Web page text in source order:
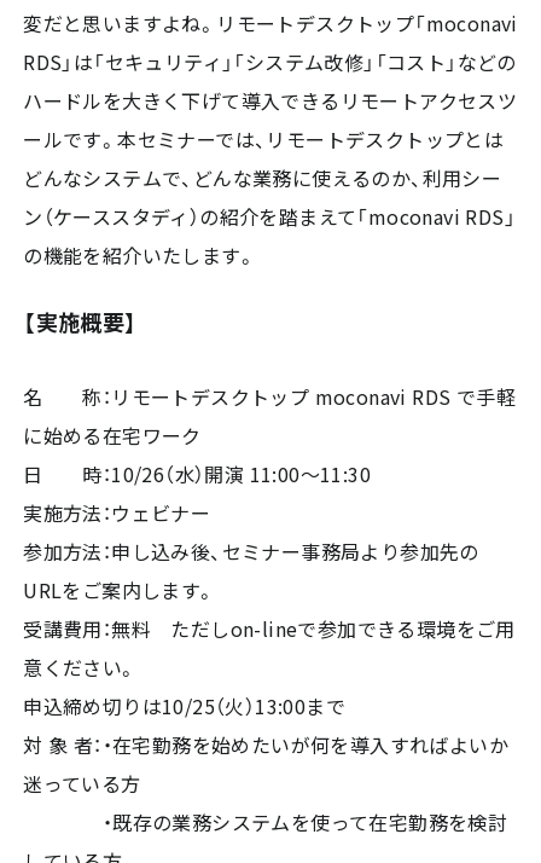
変だと思いますよね。リモートデスクトップ「moconavi
RDS」は「セキュリティ」「システム改修」「コスト」などの
ハードルを大きく下げて導入できるリモートアクセスツ
ールです。本セミナーでは、リモートデスクトップとは
どんなシステムで、どんな業務に使えるのか、利用シー
ン（ケーススタディ）の紹介を踏まえて「moconavi RDS」
の機能を紹介いたします。
【実施概要】
名 称：リモートデスクトップ moconavi RDS で手軽
に始める在宅ワーク
日 時：10/26（水）開演 11:00～11:30
実施方法：ウェビナー
参加方法：申し込み後、セミナー事務局より参加先の
URLをご案内します。
受講費用：無料 ただしon-lineで参加できる環境をご用
意ください。
申込締め切りは10/25（火）13:00まで
対 象 者：・在宅勤務を始めたいが何を導入すればよいか
迷っている方
・既存の業務システムを使って在宅勤務を検討